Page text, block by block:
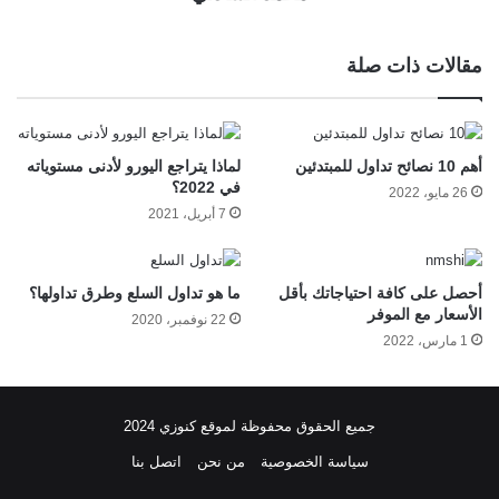
مقالات ذات صلة
أهم 10 نصائح تداول للمبتدئين
26 مايو، 2022
لماذا يتراجع اليورو لأدنى مستوياته
في 2022؟
7 أبريل، 2021
أحصل على كافة احتياجاتك بأقل
الأسعار مع الموفر
1 مارس، 2022
ما هو تداول السلع وطرق تداولها؟
22 نوفمبر، 2020
جميع الحقوق محفوظة لموقع كنوزي 2024
سياسة الخصوصية من نحن اتصل بنا